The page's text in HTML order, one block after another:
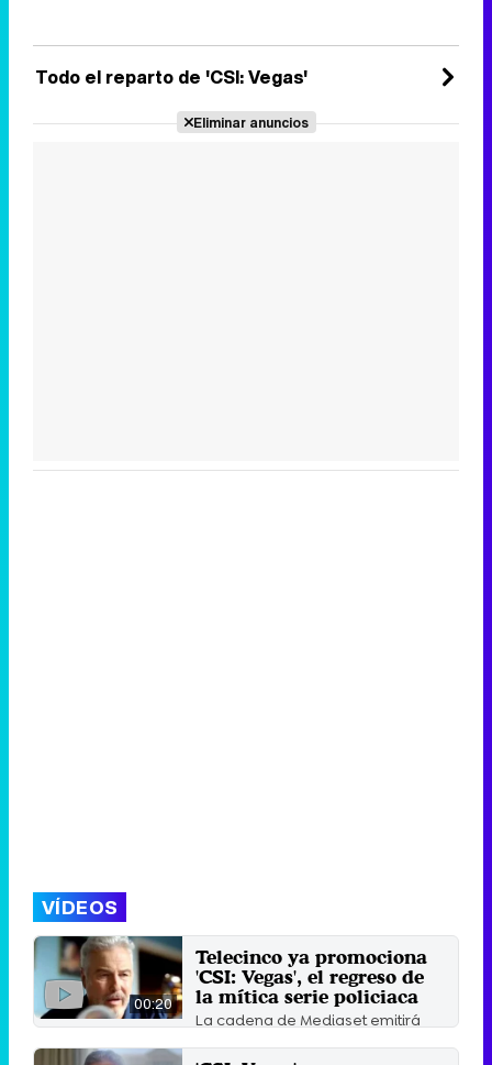
Todo el reparto de 'CSI: Vegas'
Eliminar anuncios
VÍDEOS
00:20
Telecinco ya promociona
'CSI: Vegas', el regreso de
la mítica serie policiaca
La cadena de Mediaset emitirá
popular ficción de CBS.